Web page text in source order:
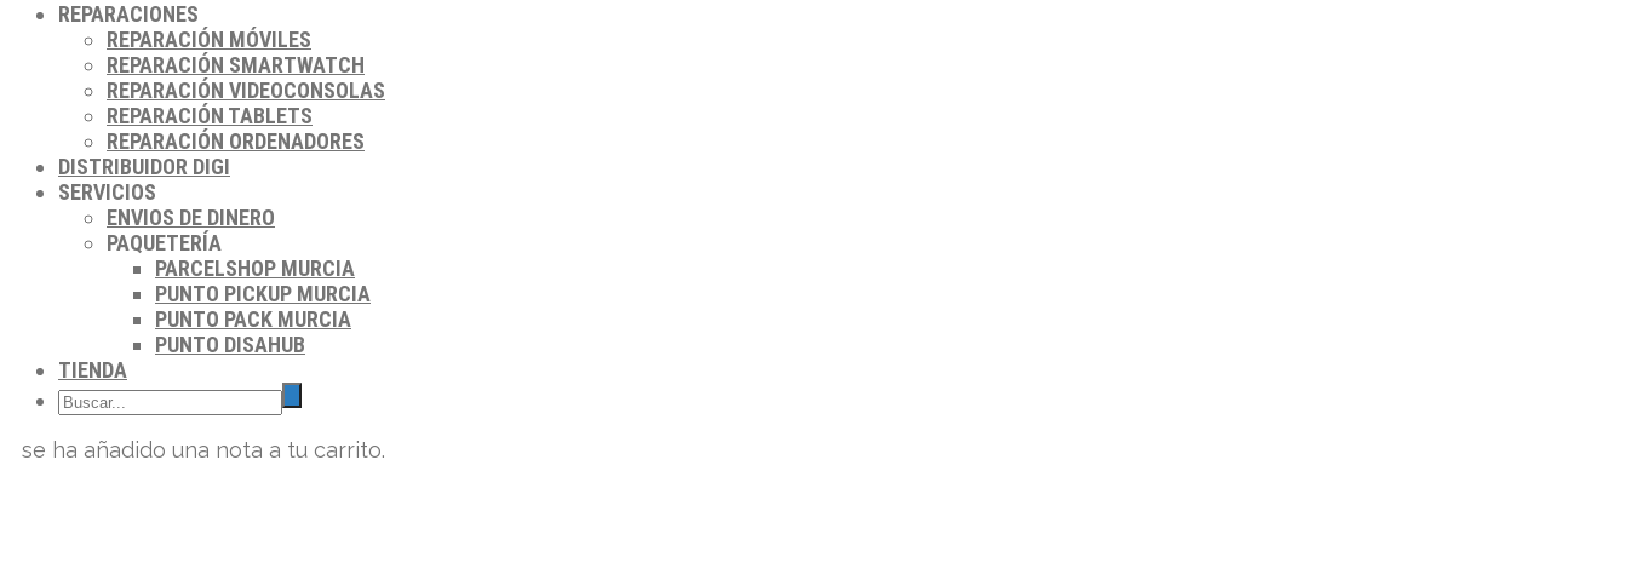
REPARACIONES
REPARACIÓN MÓVILES
REPARACIÓN SMARTWATCH
REPARACIÓN VIDEOCONSOLAS
REPARACIÓN TABLETS
REPARACIÓN ORDENADORES
DISTRIBUIDOR DIGI
SERVICIOS
ENVIOS DE DINERO
PAQUETERÍA
PARCELSHOP MURCIA
PUNTO PICKUP MURCIA
PUNTO PACK MURCIA
PUNTO DISAHUB
TIENDA
se ha añadido una nota a tu carrito.